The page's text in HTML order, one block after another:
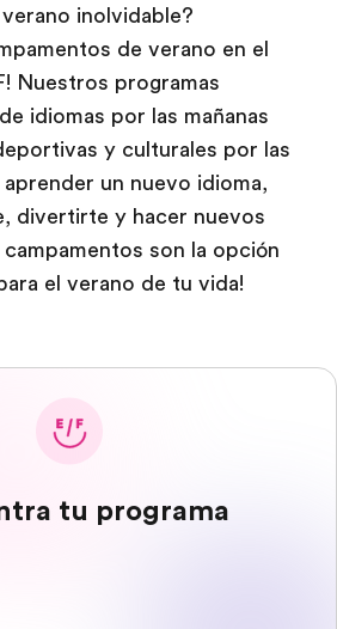
inolvidable?
de verano en el
Nuestros programas
idiomas por las mañanas
y culturales por las
un nuevo idioma,
divertirte y hacer nuevos
son la opción
el verano de tu vida!
tu programa